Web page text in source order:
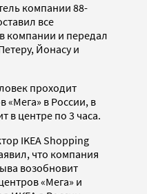
компании 88-
все
компании и передал
Йонасу и
проходит
«Мега» в России, в
в центре по 3 часа.
IKEA Shopping
что компания
возобновит
«Мега» и